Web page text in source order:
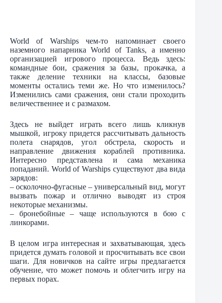
World of Warships чем-то напоминает своего
наземного напарника World of Tanks, а именно
организацией игрового процесса. Ведь здесь:
командные бои, сражения за базы, прокачка, а
также деление техники на классы, базовые
моменты остались теми же. Но что изменилось?
Изменились сами сражения, они стали проходить
величественнее и с размахом.
Здесь не выйдет играть всего лишь кликнув
мышкой, игроку придется рассчитывать дальность
полета снарядов, угол обстрела, скорость и
направление движения кораблей противника.
Интересно представлена и сама механика
попаданий. World of Warships существуют два вида
зарядов:
– осколочно-фугасные – универсальный вид, могут
вызвать пожар и отлично выводят из строя
некоторые механизмы.
– бронебойные – чаще используются в бою с
линкорами.
В целом игра интересная и захватывающая, здесь
придется думать головой и просчитывать все свои
шаги. Для новичков на сайте игры предлагается
обучение, что может помочь и облегчить игру на
первых порах.